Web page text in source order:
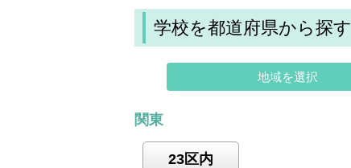
学校を都道府県から探す
地域を選択
関東
23区内